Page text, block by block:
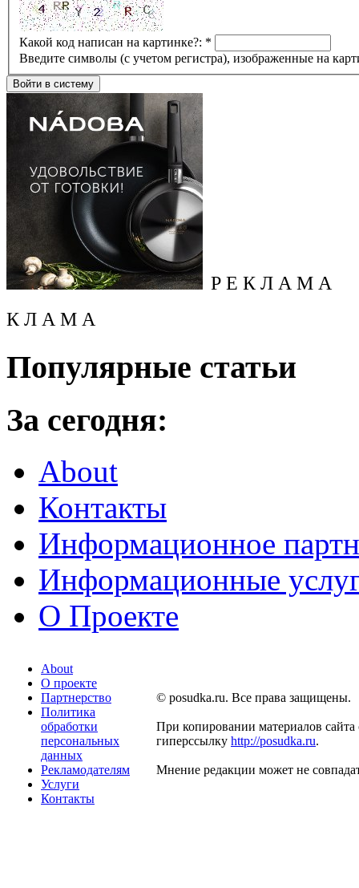
Какой код написан на картинке?: *
Введите символы (с учетом регистра), изображенные на
Р Е К Л А М А
К Л А М А
Популярные статьи
За сегодня:
About
Контакты
Информационное
Информационные
О Проекте
About
О проекте
Партнерство
Политика
обработки
персональных
данных
Рекламодателям
Услуги
Контакты
© posudka.ru. Все права защищены.
При копировании материалов сайта
гиперссылку http://posudka.ru.
Мнение редакции может не